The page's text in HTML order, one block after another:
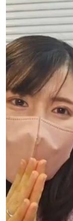
プライバシーポリ
特定商取引法に基
お知らせ
未分類
イベント
セミナー
相談会
懇親会
活動報告
AIあべ不登校相談室
不登校の子ど
「なぜ」の位
る
不登校の子ど
話をしなくて
不登校に関わ
ても会話の
【保護者さま
年間。ここに
年度入試対応
【神奈川県版
【千葉県版】
年度入試で確
横浜の学びの
不登校の子ど
【東京都版】
ー入試・チャ
不登校でも合
編】
立派な親でな
つらいときの
子どもの不登
できる支え方
不登校支援の
律？
「なぜ」の位
る
【保護者さま
年間。ここに